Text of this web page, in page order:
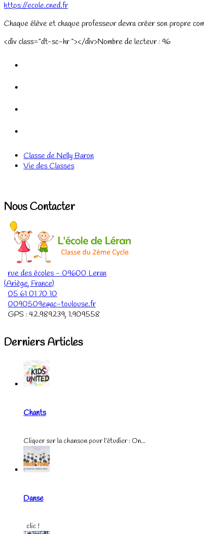
https://ecole.cned.fr
Chaque élève et chaque professeur devra créer son propre
<div class="dt-sc-hr "></div>Nombre de lecteur : 96
Classe de Nelly Baron
Vie des Classes
Nous Contacter
rue des écoles - 09600 Leran
(Ariège, France)
05 61 01 70 10
0090509e@ac-toulouse.fr
GPS : 42.989239, 1.909558
Derniers Articles
Chants
Cliquer sur la chanson pour l’étudier : On...
Danse
clic !